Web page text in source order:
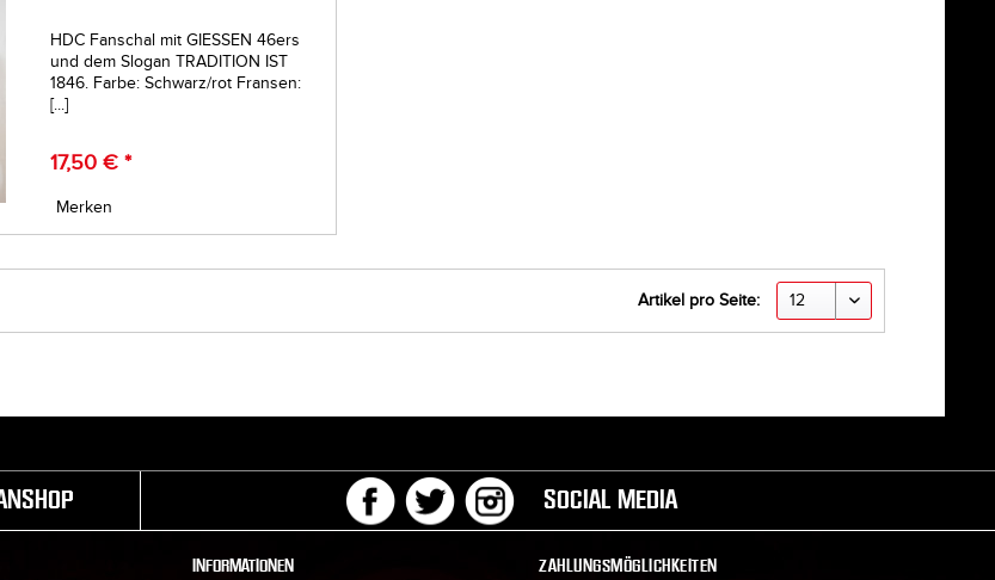
HDC Fanschal mit GIESSEN 46ers
und dem Slogan TRADITION IST
1846. Farbe: Schwarz/rot Fransen:
[...]
17,50 € *
Merken
Artikel pro Seite:
SOCIAL MEDIA
INFORMATIONEN ZAHLUNGSMÖGLICHKEITEN